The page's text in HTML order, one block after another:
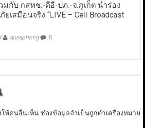
มกับ กสทช.-ดีอี-ปภ.-จ.ภูเก็ต นำร่อง
เสมือนจริง “LIVE – Cell Broadcast
aneaphong 0
ห้คนอื่นเห็น ช่องข้อมูลจำเป็นถูกทำเครื่องหมาย